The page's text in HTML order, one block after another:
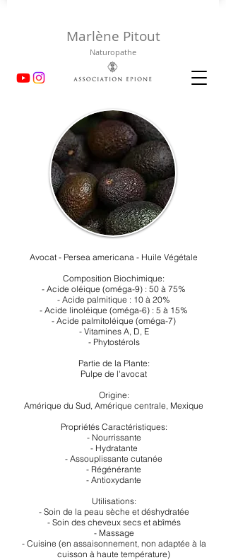
Marlène Pitout
Naturopathe
Avocat - Persea americana - Huile Végétale
Composition Biochimique:
- Acide oléique (oméga-9) : 50 à 75%
- Acide palmitique : 10 à 20%
- Acide linoléique (oméga-6) : 5 à 15%
- Acide palmitoléique (oméga-7)
- Vitamines A, D, E
- Phytostérols
Partie de la Plante:
Pulpe de l'avocat
Origine:
Amérique du Sud, Amérique centrale, Mexique
Propriétés Caractéristiques:
- Nourrissante
- Hydratante
- Assouplissante cutanée
- Régénérante
- Antioxydante
Utilisations:
- Soin de la peau sèche et déshydratée
- Soin des cheveux secs et abîmés
- Massage
- Cuisine (en assaisonnement, non adaptée à la
cuisson à haute température)